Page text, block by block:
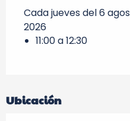
Cada jueves del 6
2026
11:00 a 12:30
Ubicación